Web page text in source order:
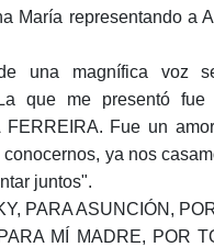
María representando a
una magnífica voz
que me presentó
FERREIRA. Fue un
conocernos, ya nos
juntos".
PARA ASUNCIÓN,
MÍ MADRE, POR